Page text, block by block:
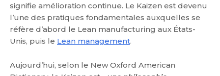
signifie amélioration continue. Le Kaizen est devenu
l’une des pratiques fondamentales auxquelles se
réfère d’abord le Lean manufacturing aux États-
Unis, puis le Lean management.
Aujourd’hui, selon le New Oxford American